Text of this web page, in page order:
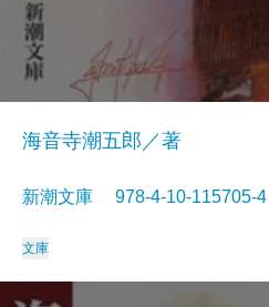
海音寺潮五郎／著
新潮文庫 978-4-10-
文庫